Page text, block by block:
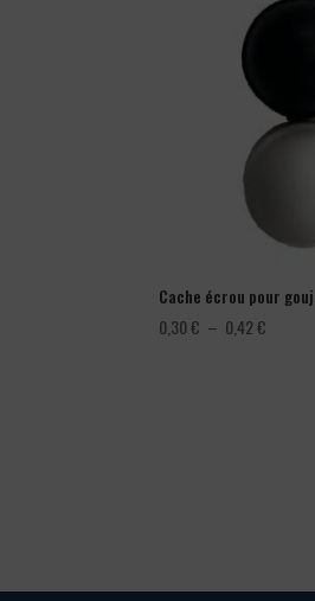
Cache écrou pour
0,30€ – 0,42€